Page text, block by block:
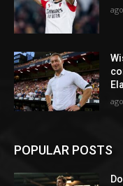
POPULAR POSTS